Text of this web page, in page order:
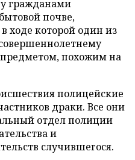
гражданами
почве,
ходе которой один из
похожим на
полицейские
драки. Все они
отдел полиции
и
случившегося.